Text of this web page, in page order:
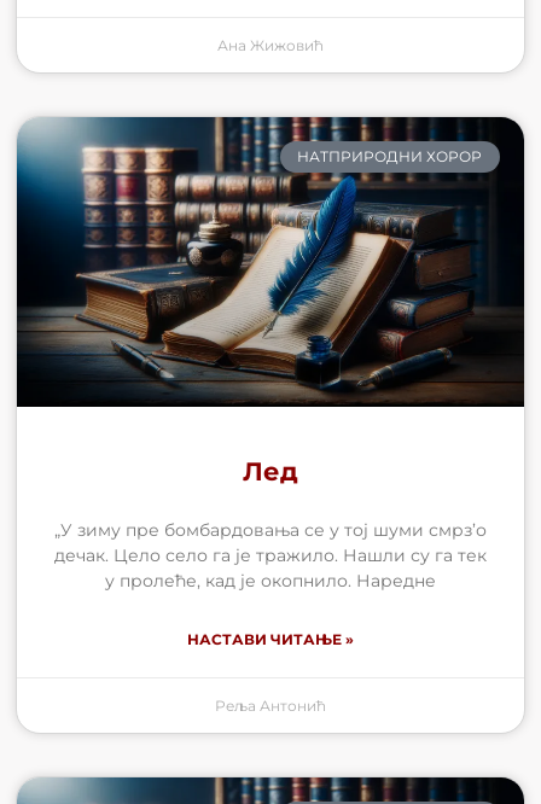
Ана Жижовић
НАТПРИРОДНИ ХОРОР
Лед
„У зиму пре бомбардовања се у тој шуми смрз’о
дечак. Цело село га је тражило. Нашли су га тек
у пролеће, кад је окопнило. Наредне
НАСТАВИ ЧИТАЊЕ »
Реља Антонић